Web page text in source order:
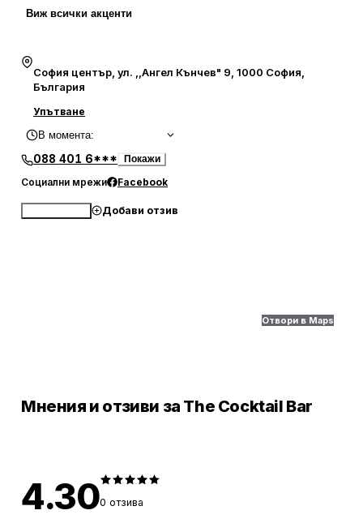
преживяването в бара.
Виж всички акценти
София център, ул. ,,Ангел Кънчев" 9, 1000 София,
България
Упътване
В момента:
088 401 6*** Покажи
Социални мрежи Facebook
Добави отзив
Отвори в Maps
Мнения и отзиви за The Cocktail Bar
4.300 отзива